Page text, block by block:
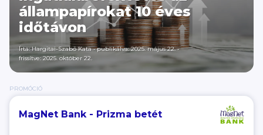
állampapírokat 10 éves
időtávon
Írta:Hargitai-Szabó Kata•publikálva: 2025. május 22.•
frissítve: 2025. október 22.
PROMÓCIÓ
MagNet Bank - Prizma betét